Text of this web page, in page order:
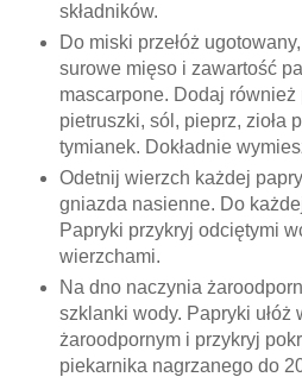
składników.
Do miski przełóż
surowe mięso i zawartość
mascarpone. Dodaj
pietruszki, sól, pieprz, zioła
tymianek. Dokładnie
Odetnij wierzch każdej
gniazda nasienne. Do
Papryki przykryj odciętymi
wierzchami.
Na dno naczynia
szklanki wody. Papryki ułóż
żaroodpornym i przykryj
piekarnika nagrzanego do